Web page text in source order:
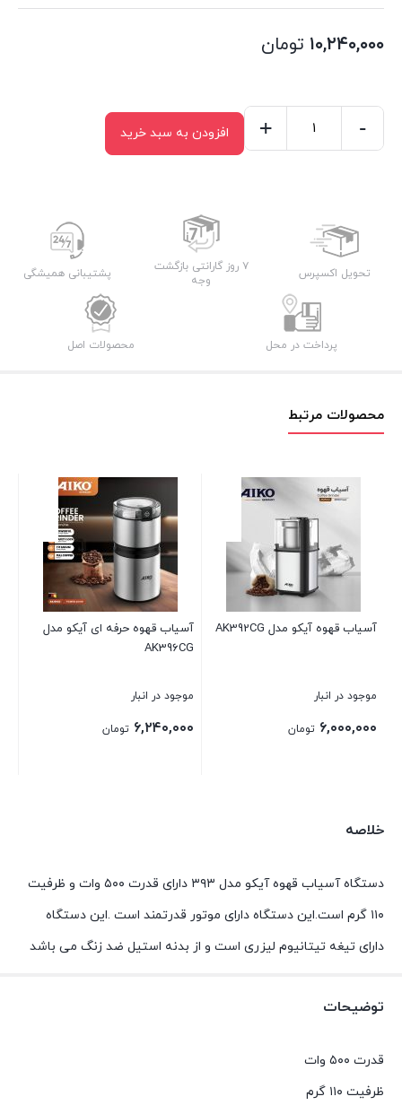
۱۰,۲۴۰,۰۰۰ تومان
AK393CG
-
+ افزودن به سبد خرید
تحویل اکسپرس
۷ روز گارانتی بازگشت
وجه
پشتیبانی همیشگی
پرداخت در محل محصولات اصل
محصولات مرتبط
آسیاب قهوه آیکو مدل AK392CG
موجود در انبار
۶,۰۰۰,۰۰۰ تومان
آسیاب قهوه حرفه ای آیکو مدل
AK396CG
موجود در انبار
۶,۲۴۰,۰۰۰ تومان
خلاصه
دستگاه آسیاب قهوه آیکو مدل ۳۹۳ دارای قدرت ۵۰۰ وات و ظرفیت
۱۱۰ گرم است.این دستگاه دارای موتور قدرتمند است .این دستگاه
دارای تیغه تیتانیوم لیزری است و از بدنه استیل ضد زنگ می باشد
توضیحات
قدرت ۵۰۰ وات
ظرفیت ۱۱۰ گرم